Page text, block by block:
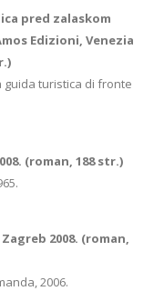
pred zalaskom
Edizioni, Venezia
guida turistica di fronte
(roman, 188 str.)
2008. (roman,
2006.